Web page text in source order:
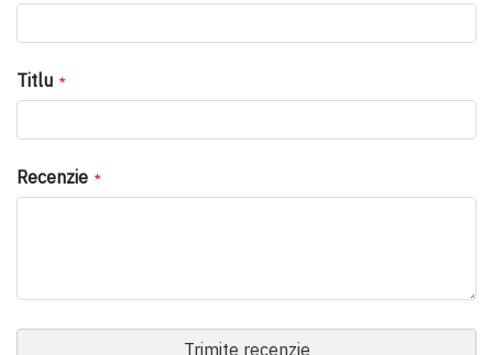
Titlu
Recenzie
Trimite recenzie